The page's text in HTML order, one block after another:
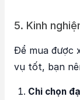
5. Kinh
Để mua được
vụ tốt, bạn
Chỉ chọn